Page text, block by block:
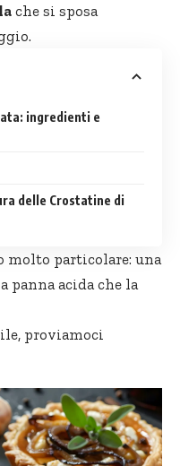
che si sposa
ingredienti e
delle Crostatine di
molto particolare: una
panna acida che la
proviamoci